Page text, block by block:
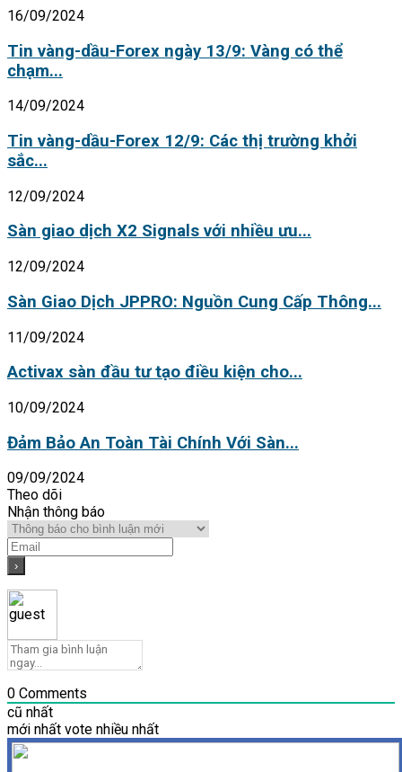
16/09/2024
Tin vàng-dầu-Forex ngày 13/9: Vàng có thể
chạm...
14/09/2024
Tin vàng-dầu-Forex 12/9: Các thị trường khởi
sắc...
12/09/2024
Sàn giao dịch X2 Signals với nhiều ưu...
12/09/2024
Sàn Giao Dịch JPPRO: Nguồn Cung Cấp Thông...
11/09/2024
Activax sàn đầu tư tạo điều kiện cho...
10/09/2024
Đảm Bảo An Toàn Tài Chính Với Sàn...
09/09/2024
Theo dõi
Nhận thông báo
0 Comments
cũ nhất
mới nhất vote nhiều nhất